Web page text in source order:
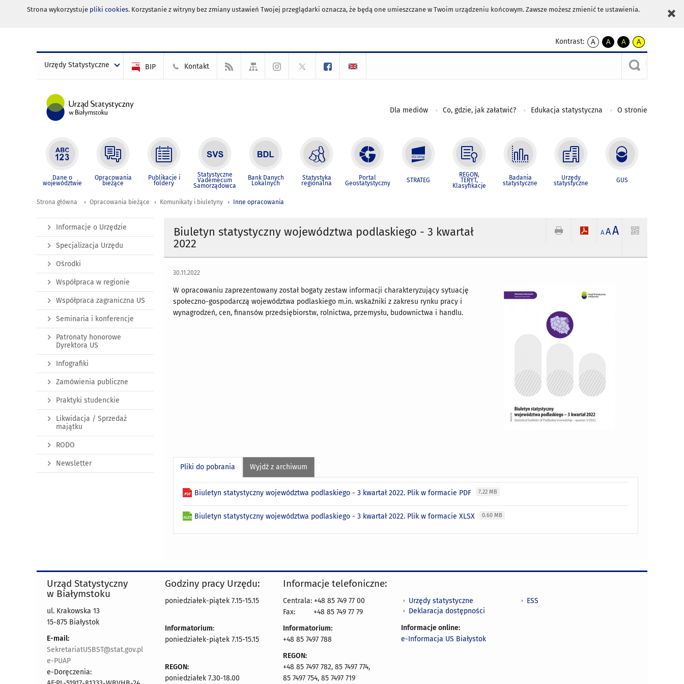
Strona wykorzystuje pliki cookies. Korzystanie z witryny bez zmiany ustawień Twojej przeglądarki oznacza, że będą one umieszczane w Twoim urządzeniu końcowym. Zawsze możesz zmienić te ustawienia.
Kontrast:
A
kontrast
A
kontrast
czarnym
A
kontrast
żółty
tekst
czarnym
A
kontrast
czarny
tekst
żółtym
Urzędy Statystyczne BIP Kontakt
Dla mediów Co, gdzie, jak załatwić? Edukacja statystyczna O stronie
Dane o
województwie
Opracowania
bieżące
Publikacje i
foldery
Statystyczne
Vademecum
Samorządowca
Bank Danych
Lokalnych
Statystyka
regionalna
Portal
Geostatystyczny STRATEG
REGON,
TERYT,
Klasyfikacje
Badania
statystyczne
Urzędy
statystyczne GUS
Strona główna Opracowania bieżące Komunikaty i biuletyny Inne opracowania
Biuletyn statystyczny województwa podlaskiego - 3 kwartał
2022
A AA
30.11.2022
W opracowaniu zaprezentowany został bogaty zestaw informacji charakteryzujący sytuację
społeczno-gospodarczą województwa podlaskiego m.in. wskaźniki z zakresu rynku pracy i
wynagrodzeń, cen, finansów przedsiębiorstw, rolnictwa, przemysłu, budownictwa i handlu.
Pliki do pobrania Wyjdź z archiwum
Biuletyn statystyczny województwa podlaskiego - 3 kwartał 2022. Plik w formacie PDF 7.22 MB
Biuletyn statystyczny województwa podlaskiego - 3 kwartał 2022. Plik w formacie XLSX 0.60 MB
Informacje o Urzędzie
Specjalizacja Urzędu
Ośrodki
Współpraca w regionie
Współpraca zagraniczna US
Seminaria i konferencje
Patronaty honorowe
Dyrektora US
Infografiki
Zamówienia publiczne
Praktyki studenckie
Likwidacja / Sprzedaż
majątku
RODO
Newsletter
Urząd Statystyczny
w Białymstoku
ul. Krakowska 13
15-875 Białystok
E-mail:
SekretariatUSBST@stat.gov.pl
e-PUAP
e-Doręczenia:
Godziny pracy Urzędu:
poniedziałek-piątek 7.15-15.15
Informatorium:
poniedziałek-piątek 7.15-15.15
REGON:
poniedziałek 7.30-18.00
Informacje telefoniczne:
Centrala: +48 85 749 77 00
Fax:
+48 85 749 77 79
Informatorium:
+48 85 7497 788
REGON:
+48 85 7497 782, 85 7497 774,
85 7497 754, 85 7497 719
Urzędy statystyczne
Deklaracja dostępności
Informacje online:
e-Informacja US Białystok
ESS